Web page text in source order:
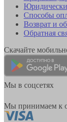
Способы
Возврат и
Обратная
Скачайте
Мы в соцсетях
Мы принимаем к